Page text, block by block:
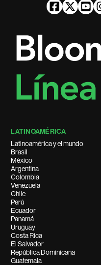
LATINOAMÉRICA
Latinoamérica y el mundo
Brasil
México
Argentina
Colombia
Venezuela
Chile
Perú
Ecuador
Panamá
Uruguay
Costa Rica
El Salvador
República Dominicana
Guatemala